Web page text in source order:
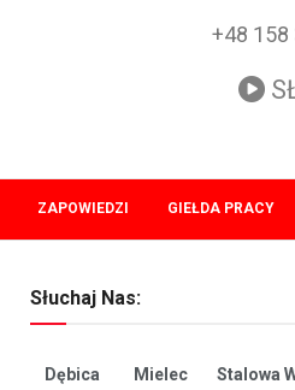
+48 158
ZAPOWIEDZI GIEŁDA PRACY
Słuchaj Nas:
Dębica Mielec Stalowa